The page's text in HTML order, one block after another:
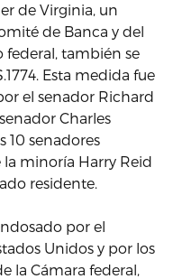
de Virginia, un
de Banca y del
federal, también se
Esta medida fue
el senador Richard
Charles
10 senadores
minoría Harry Reid
residente.
por el
Unidos y por los
la Cámara federal,